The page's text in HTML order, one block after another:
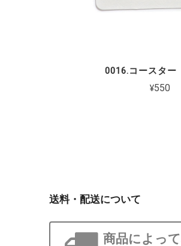
0016.コースター
¥550
送料・配送について
商品によっ